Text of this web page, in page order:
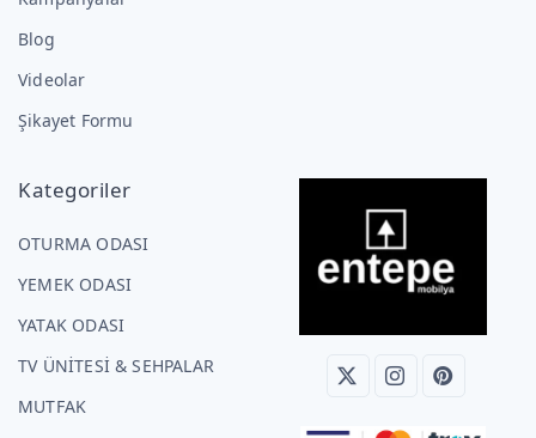
Blog
Videolar
Şikayet Formu
Kategoriler
OTURMA ODASI
YEMEK ODASI
YATAK ODASI
TV ÜNİTESİ & SEHPALAR
MUTFAK